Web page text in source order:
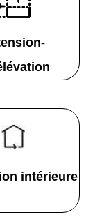
intérieure